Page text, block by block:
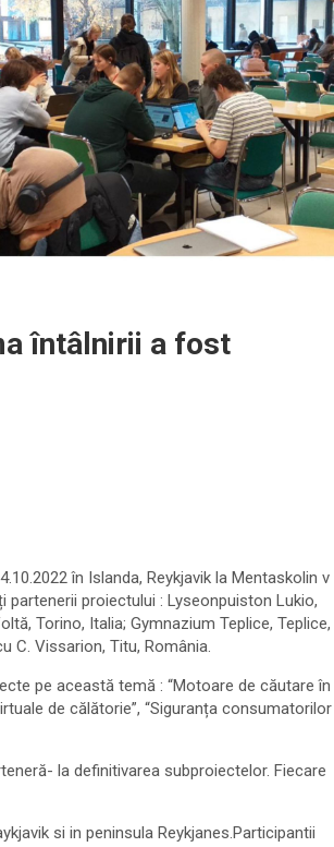
întâlnirii a fost
în Islanda, Reykjavik la Mentaskolin v
proiectului : Lyseonpuiston Lukio,
Torino, Italia; Gymnazium Teplice, Teplice,
C. Vissarion, Titu, România.
pe această temă : “Motoare de căutare în
de călătorie”, “Siguranța consumatorilor
la definitivarea subproiectelor. Fiecare
si in peninsula Reykjanes.Participantii